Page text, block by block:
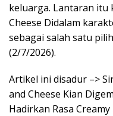
keluarga. Lantaran itu
Cheese Didalam
sebagai salah satu
(2/7/2026).
Artikel ini disadur –>
and Cheese Kian
Hadirkan Rasa Creamy